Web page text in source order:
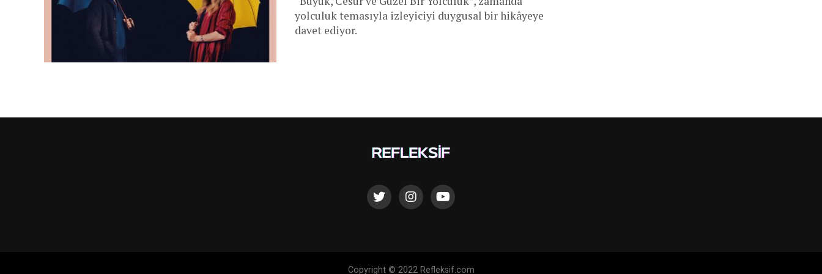
yolculuk temasıyla izleyiciyi duygusal bir hikâyeye
davet ediyor.
Copyright © 2022 Refleksif.com